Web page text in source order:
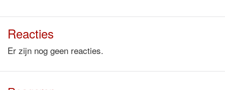
Reacties
Er zijn nog geen reacties.